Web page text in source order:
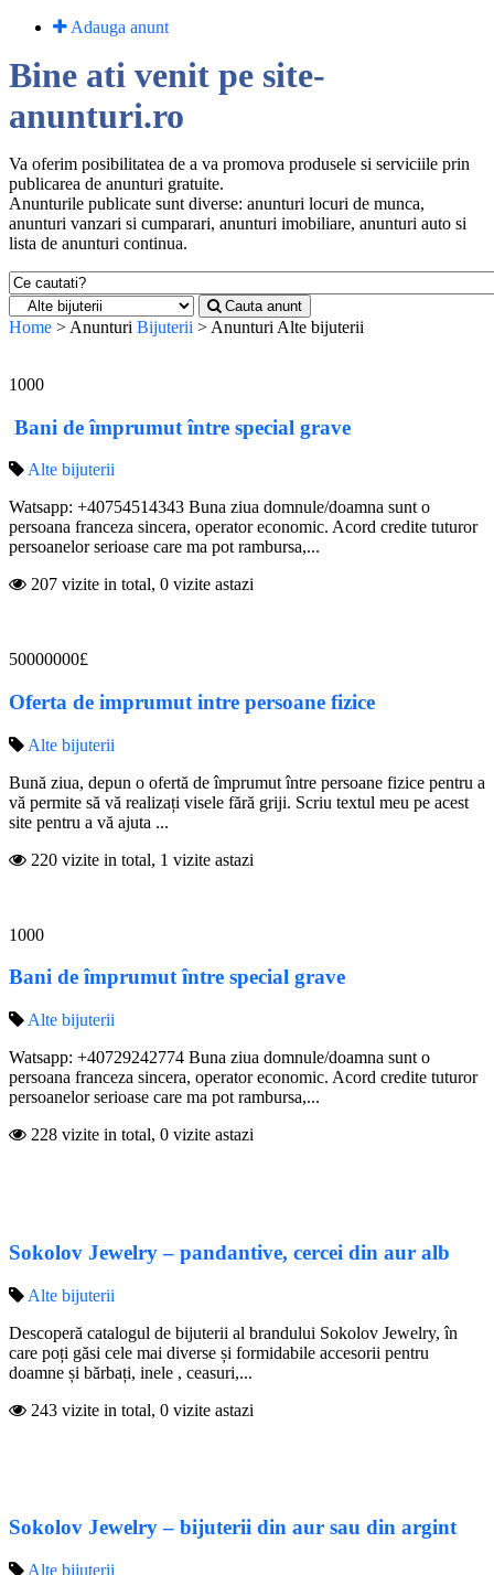
Adauga anunt
Bine ati venit pe site-
anunturi.ro
Va oferim posibilitatea de a va promova produsele si serviciile prin
publicarea de anunturi gratuite.
Anunturile publicate sunt diverse: anunturi locuri de munca,
anunturi vanzari si cumparari, anunturi imobiliare, anunturi auto si
lista de anunturi continua.
Cauta anunt
Home > Anunturi Bijuterii > Anunturi Alte bijuterii
1000
Bani de împrumut între special grave
Alte bijuterii
Watsapp: +40754514343 Buna ziua domnule/doamna sunt o
persoana franceza sincera, operator economic. Acord credite tuturor
persoanelor serioase care ma pot rambursa,...
207 vizite in total, 0 vizite astazi
50000000£
Oferta de imprumut intre persoane fizice
Alte bijuterii
Bună ziua, depun o ofertă de împrumut între persoane fizice pentru a
vă permite să vă realizați visele fără griji. Scriu textul meu pe acest
site pentru a vă ajuta ...
220 vizite in total, 1 vizite astazi
1000
Bani de împrumut între special grave
Alte bijuterii
Watsapp: +40729242774 Buna ziua domnule/doamna sunt o
persoana franceza sincera, operator economic. Acord credite tuturor
persoanelor serioase care ma pot rambursa,...
228 vizite in total, 0 vizite astazi
Sokolov Jewelry – pandantive, cercei din aur alb
Alte bijuterii
Descoperă catalogul de bijuterii al brandului Sokolov Jewelry, în
care poți găsi cele mai diverse și formidabile accesorii pentru
doamne și bărbați, inele , ceasuri,...
243 vizite in total, 0 vizite astazi
Sokolov Jewelry – bijuterii din aur sau din argint
Alte bijuterii